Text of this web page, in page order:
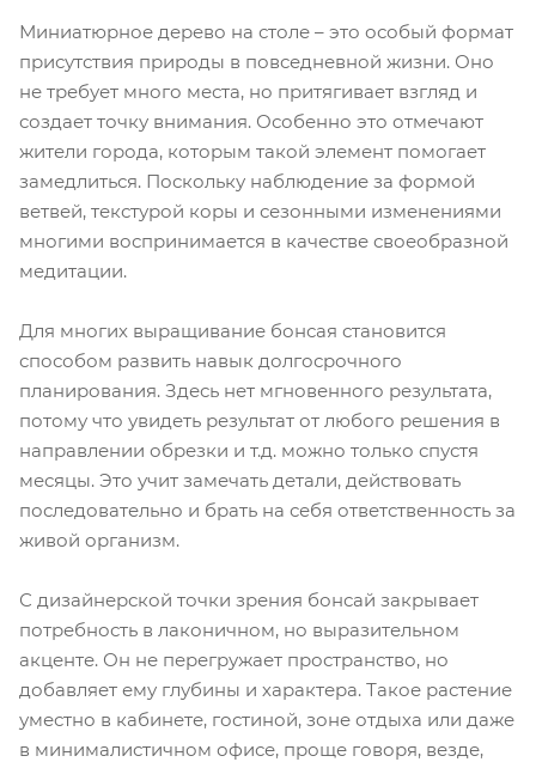
Миниатюрное дерево на столе – это особый формат
присутствия природы в повседневной жизни. Оно
не требует много места, но притягивает взгляд и
создает точку внимания. Особенно это отмечают
жители города, которым такой элемент помогает
замедлиться. Поскольку наблюдение за формой
ветвей, текстурой коры и сезонными изменениями
многими воспринимается в качестве своеобразной
медитации.
Для многих выращивание бонсая становится
способом развить навык долгосрочного
планирования. Здесь нет мгновенного результата,
потому что увидеть результат от любого решения в
направлении обрезки и т.д. можно только спустя
месяцы. Это учит замечать детали, действовать
последовательно и брать на себя ответственность за
живой организм.
С дизайнерской точки зрения бонсай закрывает
потребность в лаконичном, но выразительном
акценте. Он не перегружает пространство, но
добавляет ему глубины и характера. Такое растение
уместно в кабинете, гостиной, зоне отдыха или даже
в минималистичном офисе, проще говоря, везде,